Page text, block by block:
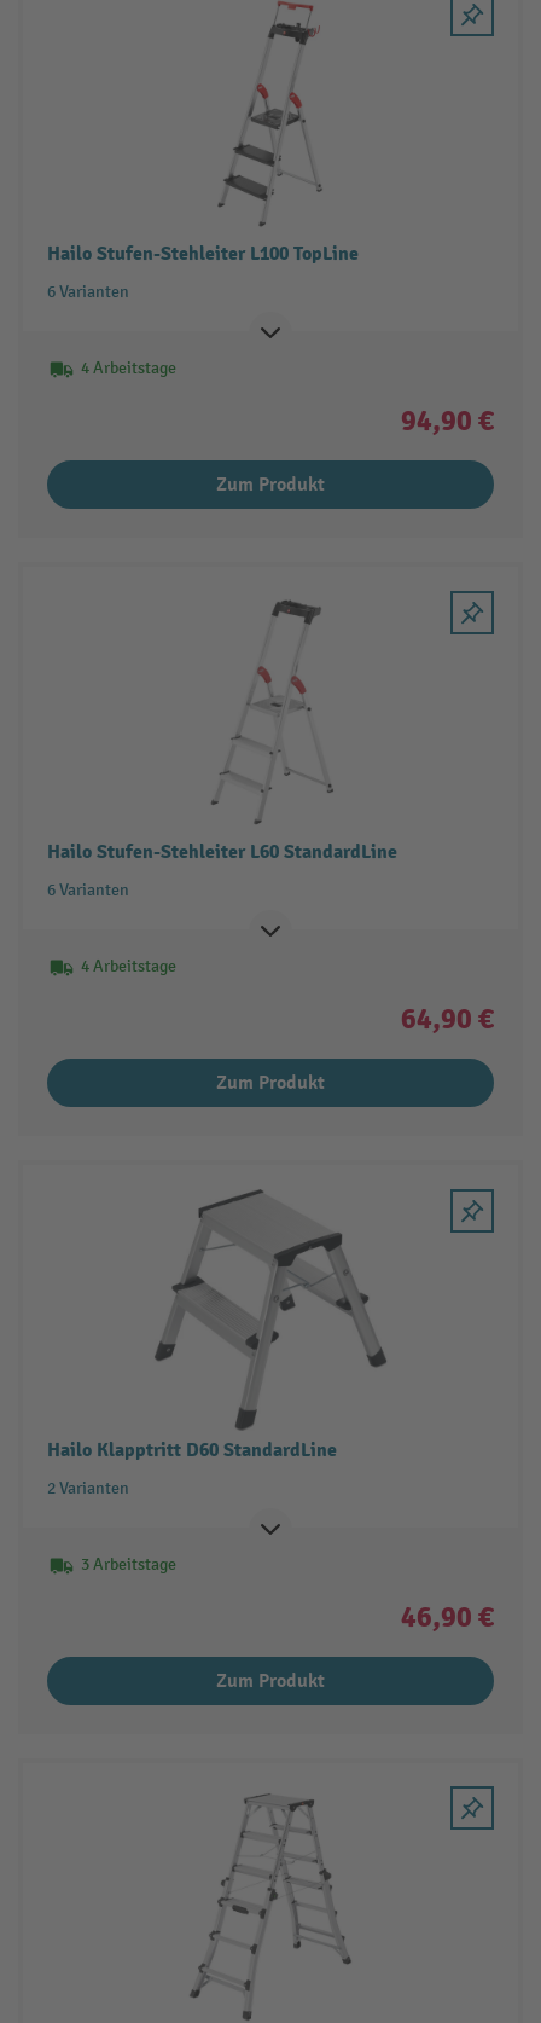
Hailo Stufen-Stehleiter L100 TopLine
6 Varianten
4 Arbeitstage
94,90 €
Zum Produkt
Hailo Stufen-Stehleiter L60 StandardLine
6 Varianten
4 Arbeitstage
64,90 €
Zum Produkt
Hailo Klapptritt D60 StandardLine
2 Varianten
3 Arbeitstage
46,90 €
Zum Produkt